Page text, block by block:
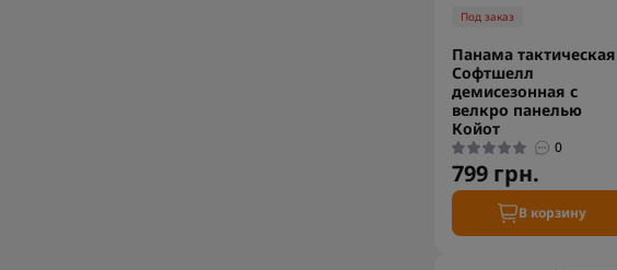
Под заказ
Панама тактическая
Софтшелл
демисезонная с
велкро панелью
Койот
0
799 грн.
В корзину